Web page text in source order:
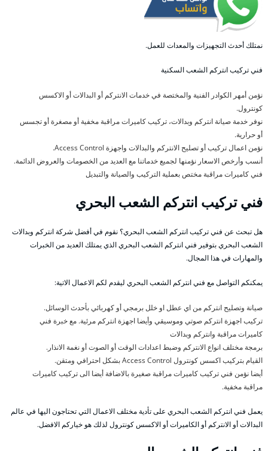
نمتلك أحدث التجهيزات والمعدات للعمل.
فني تركيب انتركم الشعب السكنية
نؤمن أمهر الكوادر الفنية والمختصة في خدمات الانتركم أو البدالات أو الاكسس
كونترول.
نوفر خدمة صيانة انتركم وبدالات، تركيب كاميرات مراقبة مخفية أو مصغرة أو تجسس
أو حرارية.
نؤمن اعمال تركيب أو تصليح الانتركم والبدالات واجهزة Access Control.
أنسب وأرخص الاسعار نؤمنها لجميع خدماتنا مع العديد من الخصومات والعروض الدائمة.
فني كاميرات مراقبة مختص بعملية التركيب والصيانة والتبديل
فني تركيب انتركم الشعب البحري
هل تبحث عن فني تركيب انتركم الشعب البحري؟ نقوم في أفضل شركة انتركم وبدالات
الشعب البحري بتوفير فني انتركم الشعب البحري الذي يمتلك العديد من الخبرات
والمهارات في هذا المجال.
يمكنكم التواصل مع فني انتركم الشعب البحري ليقدم لكم الاعمال الاتية:
صيانة وتصليح انتركم من اي عطل او خلل برمجي أو كهربائي بأحدث الوسائل.
تركيب اجهزة انتركم صوتي وموسيقي وأيضا اجهزة انتركم مرئية. مع خبرة فني
كاميرات مراقبة وانتركم وبدالات
برمجة مختلف انواع الانتركم وضبط اعدادات الوقت أو الصوت أو نغمة الانذار.
القيام بتركيب اكسس كونترول Access Control بشكل احترافي ومتقن.
أيضا نؤمن فني تركيب كاميرات مراقبة صغيرة بالاضافة أيضا الى تركيب كاميرات
مراقبة مخفية.
يعمل فني انتركم الشعب البحري على تأدية مختلف الاعمال التي تحتاجون اليها في عالم
البدالات أو الانتركم أو الكاميرات أو الاكسس كونترول لذلك هو خياركم الافضل.